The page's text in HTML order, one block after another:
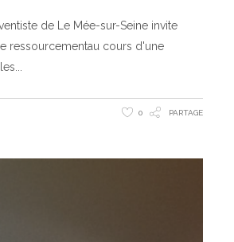
de Le Mée-sur-Seine invite
ressourcementau cours d'une
0 PARTAGE